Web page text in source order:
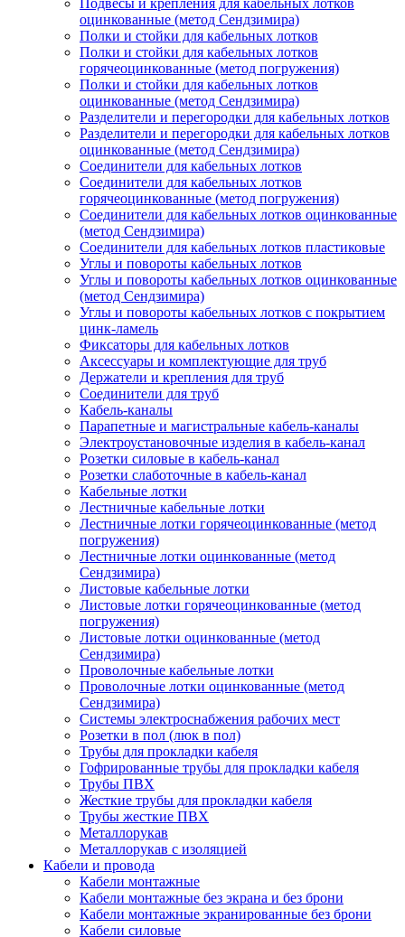
Подвесы и крепления для кабельных лотков
оцинкованные (метод Сендзимира)
Полки и стойки для кабельных лотков
Полки и стойки для кабельных лотков
горячеоцинкованные (метод погружения)
Полки и стойки для кабельных лотков
оцинкованные (метод Сендзимира)
Разделители и перегородки для кабельных лотков
Разделители и перегородки для кабельных лотков
оцинкованные (метод Сендзимира)
Соединители для кабельных лотков
Соединители для кабельных лотков
горячеоцинкованные (метод погружения)
Соединители для кабельных лотков оцинкованные
(метод Сендзимира)
Соединители для кабельных лотков пластиковые
Углы и повороты кабельных лотков
Углы и повороты кабельных лотков оцинкованные
(метод Сендзимира)
Углы и повороты кабельных лотков с покрытием
цинк-ламель
Фиксаторы для кабельных лотков
Аксессуары и комплектующие для труб
Держатели и крепления для труб
Соединители для труб
Кабель-каналы
Парапетные и магистральные кабель-каналы
Электроустановочные изделия в кабель-канал
Розетки силовые в кабель-канал
Розетки слаботочные в кабель-канал
Кабельные лотки
Лестничные кабельные лотки
Лестничные лотки горячеоцинкованные (метод
погружения)
Лестничные лотки оцинкованные (метод
Сендзимира)
Листовые кабельные лотки
Листовые лотки горячеоцинкованные (метод
погружения)
Листовые лотки оцинкованные (метод
Сендзимира)
Проволочные кабельные лотки
Проволочные лотки оцинкованные (метод
Сендзимира)
Системы электроснабжения рабочих мест
Розетки в пол (люк в пол)
Трубы для прокладки кабеля
Гофрированные трубы для прокладки кабеля
Трубы ПВХ
Жесткие трубы для прокладки кабеля
Трубы жесткие ПВХ
Металлорукав
Металлорукав с изоляцией
Кабели и провода
Кабели монтажные
Кабели монтажные без экрана и без брони
Кабели монтажные экранированные без брони
Кабели силовые